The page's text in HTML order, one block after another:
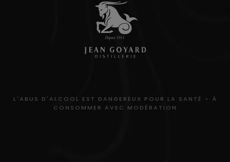
L'ABUS D'ALCOOL EST DANGEREUX POUR LA SANTÉ - À
CONSOMMER AVEC MODÉRATION